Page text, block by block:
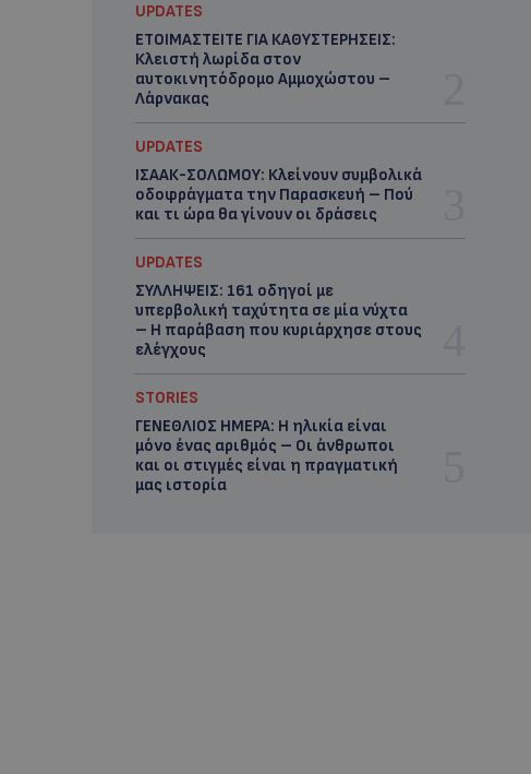
UPDATES
ΕΤΟΙΜΑΣΤΕΙΤΕ ΓΙΑ ΚΑΘΥΣΤΕΡΗΣΕΙΣ:
Κλειστή λωρίδα στον
αυτοκινητόδρομο Αμμοχώστου –
Λάρνακας
UPDATES
ΙΣΑΑΚ-ΣΟΛΩΜΟΥ: Κλείνουν συμβολικά
οδοφράγματα την Παρασκευή – Πού
και τι ώρα θα γίνουν οι δράσεις
UPDATES
ΣΥΛΛΗΨΕΙΣ: 161 οδηγοί με
υπερβολική ταχύτητα σε μία νύχτα
– Η παράβαση που κυριάρχησε στους
ελέγχους
STORIES
ΓΕΝΕΘΛΙΟΣ ΗΜΕΡΑ: Η ηλικία είναι
μόνο ένας αριθμός – Οι άνθρωποι
και οι στιγμές είναι η πραγματική
μας ιστορία